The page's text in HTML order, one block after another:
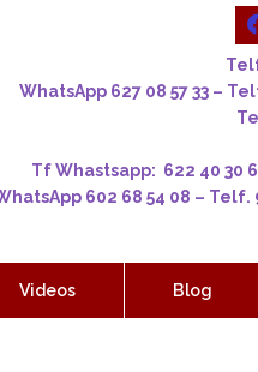
Telf. 91 478
WhatsApp 627 08 57 33 –
Telf. 91 478
Telf. 91
Tf Whastsapp: 622 40 30
602 68 54 08 – Telf.
Videos Blog